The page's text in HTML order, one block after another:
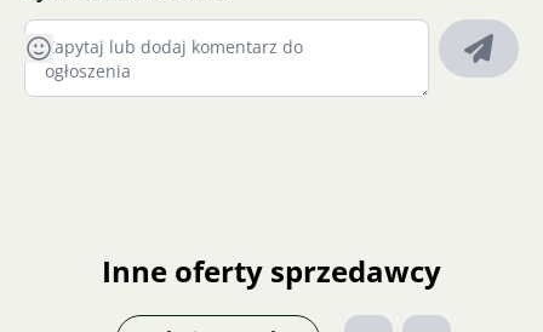
Inne oferty sprzedawcy